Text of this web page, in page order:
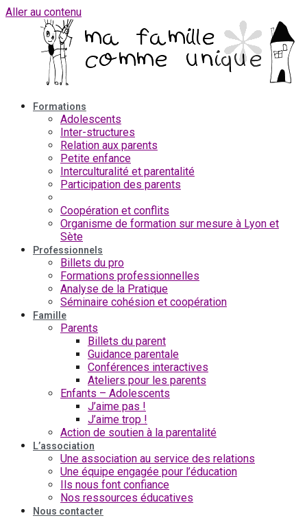
Aller au contenu
Formations
Adolescents
Inter-structures
Relation aux parents
Petite enfance
Interculturalité et parentalité
Participation des parents
Coopération et conflits
Organisme de formation sur mesure à Lyon et
Sète
Professionnels
Billets du pro
Formations professionnelles
Analyse de la Pratique
Séminaire cohésion et coopération
Famille
Parents
Billets du parent
Guidance parentale
Conférences interactives
Ateliers pour les parents
Enfants – Adolescents
J’aime pas !
J’aime trop !
Action de soutien à la parentalité
L’association
Une association au service des relations
Une équipe engagée pour l’éducation
Ils nous font confiance
Nos ressources éducatives
Nous contacter